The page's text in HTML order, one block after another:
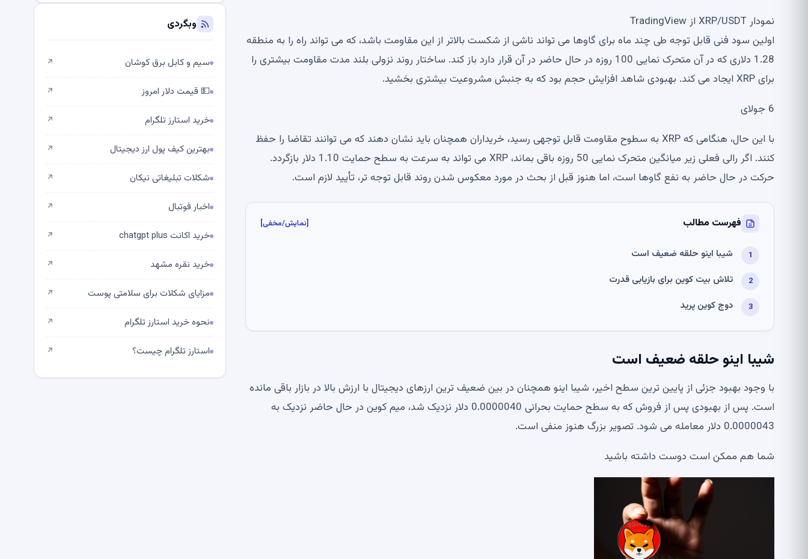
نمودار XRP/USDT از TradingView
اولین سود فنی قابل توجه طی چند ماه برای گاوها می تواند ناشی از شکست بالاتر از این مقاومت باشد، که می تواند راه را به منطقه
1.28 دلاری که در آن متحرک نمایی 100 روزه در حال حاضر در آن قرار دارد باز کند. ساختار روند نزولی بلند مدت مقاومت بیشتری را
برای XRP ایجاد می کند. بهبودی شاهد افزایش حجم بود که به جنبش مشروعیت بیشتری بخشید.
6 جولای
با این حال، هنگامی که XRP به سطوح مقاومت قابل توجهی رسید، خریداران همچنان باید نشان دهند که می توانند تقاضا را حفظ
کنند. اگر رالی فعلی زیر میانگین متحرک نمایی 50 روزه باقی بماند، XRP می تواند به سرعت به سطح حمایت 1.10 دلار بازگردد.
حرکت در حال حاضر به نفع گاوها است، اما هنوز قبل از بحث در مورد معکوس شدن روند قابل توجه تر، تأیید لازم است.
فهرست مطالب [نمایش/مخفی]
شیبا اینو حلقه ضعیف است
تلاش بیت کوین برای بازیابی قدرت
دوج کوین پرید
شیبا اینو حلقه ضعیف است
با وجود بهبود جزئی از پایین ترین سطح اخیر، شیبا اینو همچنان در بین ضعیف ترین ارزهای دیجیتال با ارزش بالا در بازار باقی مانده
است. پس از بهبودی پس از فروش که به سطح حمایت بحرانی 0.0000040 دلار نزدیک شد، میم کوین در حال حاضر نزدیک به
0.0000043 دلار معامله می شود. تصویر بزرگ هنوز منفی است.
شما هم ممکن است دوست داشته باشید
وبگردی
سیم و کابل برق کوشان ↗
💵 قیمت دلار امروز ↗
خرید استارز تلگرام ↗
بهترین کیف پول ارز دیجیتال ↗
شکلات تبلیغاتی نیکان ↗
اخبار فوتبال ↗
خرید اکانت chatgpt plus ↗
خرید نقره مشهد ↗
مزایای شکلات برای سلامتی پوست ↗
نحوه خرید استارز تلگرام ↗
استارز تلگرام چیست؟ ↗